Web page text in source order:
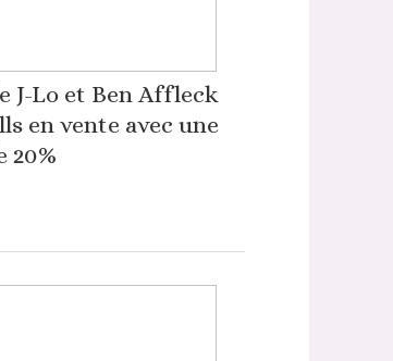
J-Lo et Ben Affleck
en vente avec une
20%